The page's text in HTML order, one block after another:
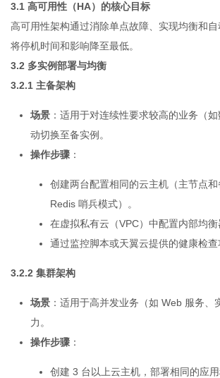
3.1 高可用性（HA）的核心目标
高可用性架构通过消除单点故障、实现均衡和
将停机时间和影响降至最低。
3.2 多实例部署与均衡
3.2.1 主备架构
场景 ：适用于对连续性要求较高的业务（
动切换至备实例。
操作步骤 ：
创建两台配置相同的云主机（主节点
Redis 哨兵模式）。
在虚拟私有云（VPC）中配置内部均
通过监控脚本或天翼云提供的健康检
3.2.2 集群架构
场景 ：适用于高并发业务（如 Web 服务
力。
操作步骤 ：
创建 3 台以上云主机，部署相同的应